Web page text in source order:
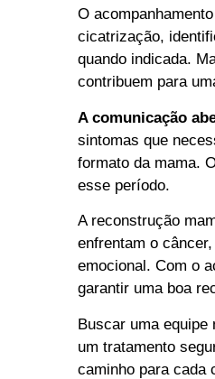
O
cicatrização,
quando indicada.
contribuem para
A comunicação
sintomas que
formato da mama.
esse período.
A reconstrução
enfrentam o
emocional. Com o
garantir uma boa
Buscar uma
um tratamento
caminho para cada